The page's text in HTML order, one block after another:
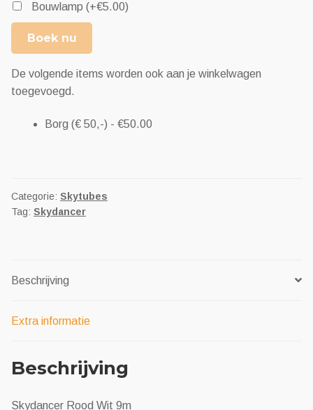
Bouwlamp(+€5.00)
Boek nu
De volgende items worden ook aan je winkelwagen
toegevoegd.
Borg (€ 50,-) - €50.00
Categorie: Skytubes
Tag: Skydancer
Beschrijving
Extra informatie
Beschrijving
Skydancer Rood Wit 9m